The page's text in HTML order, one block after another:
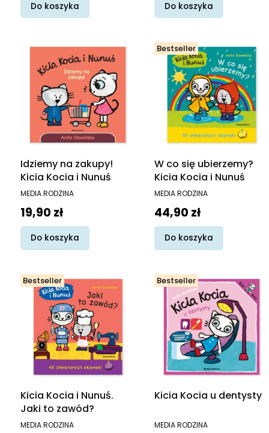
Do koszyka Do koszyka
Idziemy na zakupy!
Kicia Kocia i Nunuś
PRODUCENT
MEDIA RODZINA
Cena
19,90 zł
Do koszyka
Bestseller
W co się ubierzemy?
Kicia Kocia i Nunuś
PRODUCENT
MEDIA RODZINA
Cena
44,90 zł
Do koszyka
Bestseller
Kicia Kocia i Nunuś.
Jaki to zawód?
PRODUCENT
MEDIA RODZINA
Bestseller
Kicia Kocia u dentysty
PRODUCENT
MEDIA RODZINA